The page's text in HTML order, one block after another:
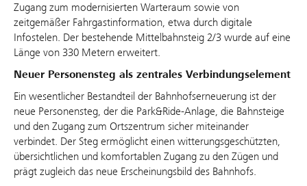
Zugang zum modernisierten Warteraum sowie von
zeitgemäßer Fahrgastinformation, etwa durch digitale
Infostelen. Der bestehende Mittelbahnsteig 2/3 wurde auf eine
Länge von 330 Metern erweitert.
Neuer Personensteg als zentrales Verbindungselement
Ein wesentlicher Bestandteil der Bahnhofserneuerung ist der
neue Personensteg, der die Park&Ride-Anlage, die Bahnsteige
und den Zugang zum Ortszentrum sicher miteinander
verbindet. Der Steg ermöglicht einen witterungsgeschützten,
übersichtlichen und komfortablen Zugang zu den Zügen und
prägt zugleich das neue Erscheinungsbild des Bahnhofs.